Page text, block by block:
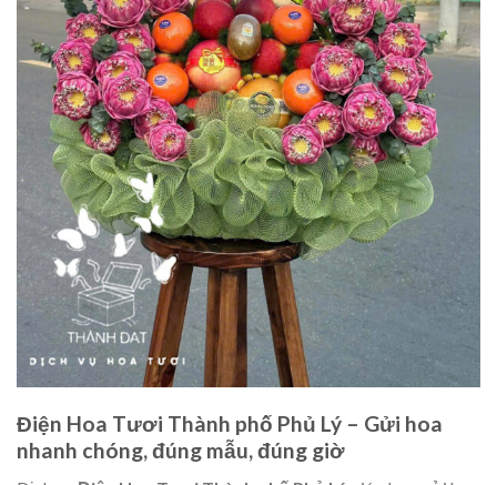
Điện Hoa Tươi Thành phố Phủ Lý – Gửi hoa
nhanh chóng, đúng mẫu, đúng giờ